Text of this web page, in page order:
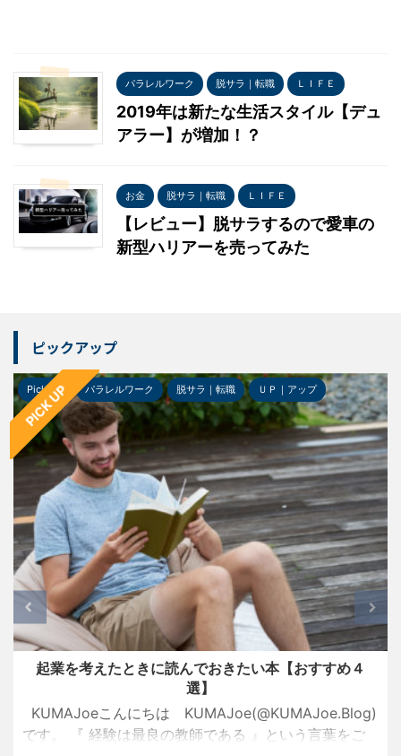
パラレルワーク 脱サラ｜転職 ＬＩＦＥ
2019年は新たな生活スタイル【デュ
アラー】が増加！？
お金 脱サラ｜転職 ＬＩＦＥ
【レビュー】脱サラするので愛車の
新型ハリアーを売ってみた
ピックアップ
PICK UP
Pick-up パラレルワーク 脱サラ｜転職 ＵＰ｜アップ
起業を考えたときに読んでおきたい本【おすすめ４
選】
KUMAJoeこんにちは KUMAJoe(@KUMAJoe.Blog)
です。 『 経験は最良の教師である 』という言葉をご